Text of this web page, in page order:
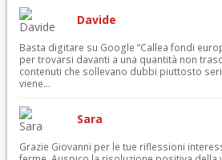
Davide
Basta digitare su Google “Callea fondi
per trovarsi davanti a una quantità non
contenuti che sollevano dubbi piuttosto
viene...
Sara
Grazie Giovanni per le tue riflessioni